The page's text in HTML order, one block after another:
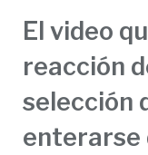
El video
reacción
selección
enterarse